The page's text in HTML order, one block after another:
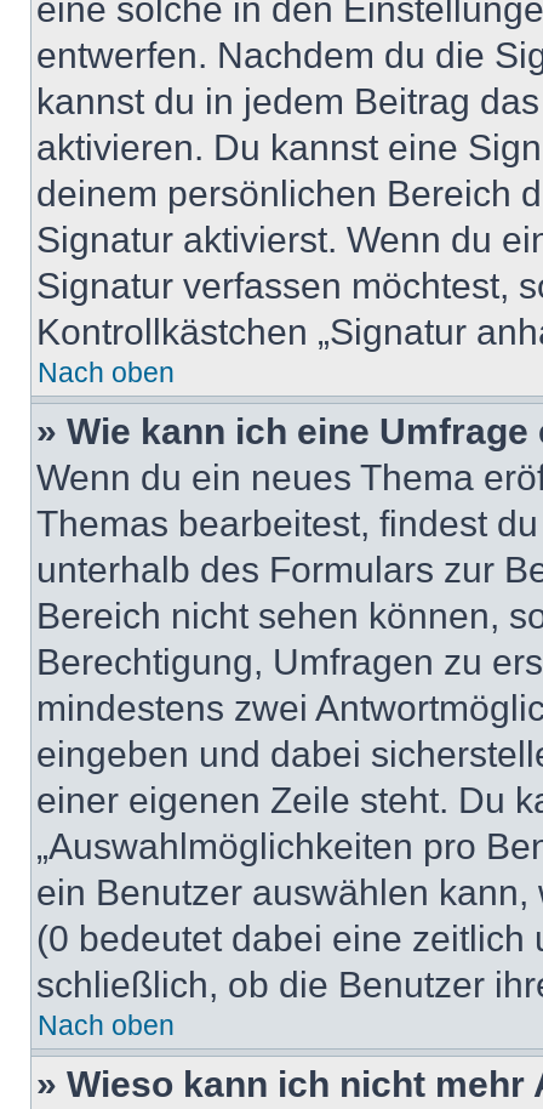
eine solche in den
entwerfen. Nachdem du die
kannst du in jedem Beitrag
aktivieren. Du kannst eine
deinem persönlichen Bereich
Signatur aktivierst. Wenn du
Signatur verfassen möchtest,
Kontrollkästchen „Signatur
Nach oben
» Wie kann ich eine
Wenn du ein neues Thema
Themas bearbeitest, findest
unterhalb des Formulars zur
Bereich nicht sehen können,
Berechtigung, Umfragen zu
mindestens zwei
eingeben und dabei
einer eigenen Zeile steht. Du
„Auswahlmöglichkeiten pro
ein Benutzer auswählen
(0 bedeutet dabei eine
schließlich, ob die Benutzer
Nach oben
» Wieso kann ich nicht